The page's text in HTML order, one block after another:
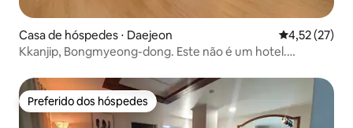
Casa de hóspedes ⋅ Daejeon 4,52 de uma
4,52 (27)
Kkanjip, Bongmyeong-dong. Este não é um hotel.
grandes.
Preferido dos hóspedes
Preferido dos hóspedes